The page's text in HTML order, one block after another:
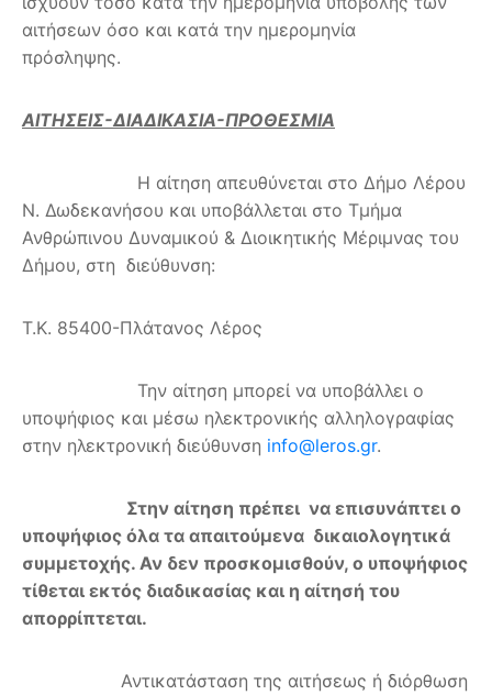
αιτήσεων όσο και κατά την ημερομηνία
πρόσληψης.
ΑΙΤΗΣΕΙΣ-ΔΙΑΔΙΚΑΣΙΑ-ΠΡΟΘΕΣΜΙΑ
Η αίτηση απευθύνεται στο Δήμο Λέρου
Ν. Δωδεκανήσου και υποβάλλεται στο Τμήμα
Ανθρώπινου Δυναμικού & Διοικητικής Μέριμνας του
Δήμου, στη διεύθυνση:
Τ.Κ. 85400-Πλάτανος Λέρος
Την αίτηση μπορεί να υποβάλλει ο
υποψήφιος και μέσω ηλεκτρονικής αλληλογραφίας
στην ηλεκτρονική διεύθυνση info@leros.gr.
Στην αίτηση πρέπει να επισυνάπτει ο
υποψήφιος όλα τα απαιτούμενα δικαιολογητικά
συμμετοχής. Αν δεν προσκομισθούν, ο υποψήφιος
τίθεται εκτός διαδικασίας και η αίτησή του
απορρίπτεται.
Αντικατάσταση της αιτήσεως ή διόρθωση